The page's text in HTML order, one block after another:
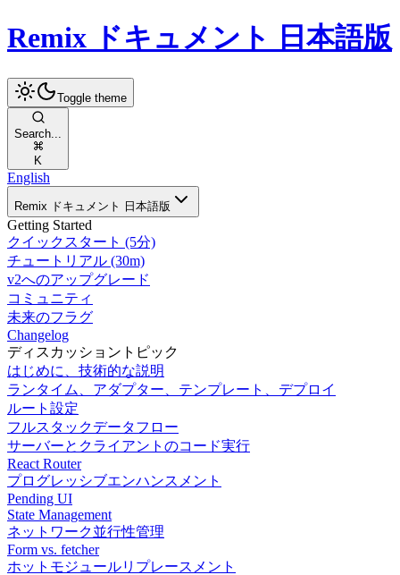
Remix ドキュメント 日本語版
Toggle theme
Search...
K
English
Remix ドキュメント 日本語版
Getting Started
クイックスタート (5分)
チュートリアル (30m)
v2へのアップグレード
コミュニティ
未来のフラグ
Changelog
ディスカッショントピック
はじめに、技術的な説明
ランタイム、アダプター、テンプレート、デプロイ
ルート設定
フルスタックデータフロー
サーバーとクライアントのコード実行
React Router
プログレッシブエンハンスメント
Pending UI
State Management
ネットワーク並行性管理
Form vs. fetcher
ホットモジュールリプレースメント